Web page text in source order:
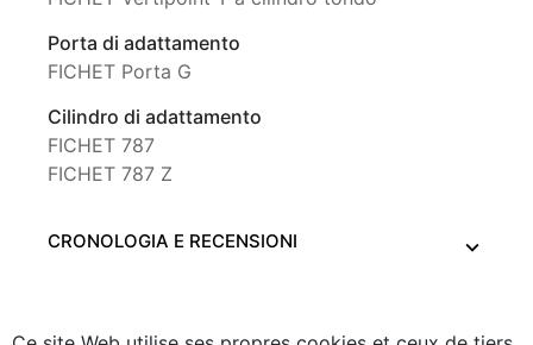
Porta di adattamento
FICHET Porta G
Cilindro di adattamento
FICHET 787
FICHET 787 Z
CRONOLOGIA E RECENSIONI